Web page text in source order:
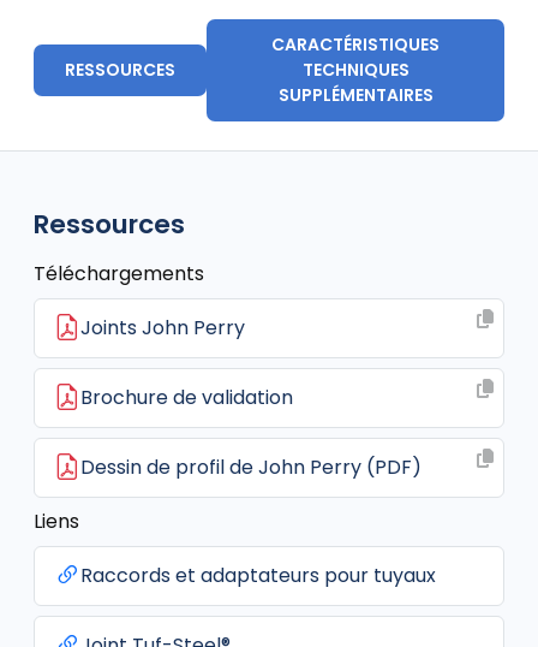
RESSOURCES
CARACTÉRISTIQUES
TECHNIQUES
SUPPLÉMENTAIRES
Ressources
Téléchargements
Joints John Perry
Brochure de validation
Dessin de profil de John Perry (PDF)
Liens
Raccords et adaptateurs pour tuyaux